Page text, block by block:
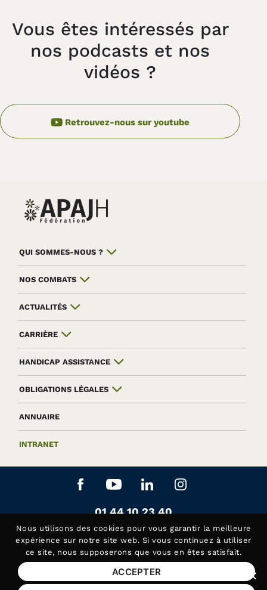
Vous êtes intéressés par
nos podcasts et nos
vidéos ?
Retrouvez-nous sur youtube
QUI SOMMES-NOUS ?
NOS COMBATS
ACTUALITÉS
CARRIÈRE
HANDICAP ASSISTANCE
OBLIGATIONS LÉGALES
ANNUAIRE
INTRANET
Aller sur le réseau social
Aller sur le réseau social
Aller sur le réseau
Aller sur le
Contactez-nous au
01 44 10 23 40
Siège de la Fédération APAJH
Contactez-nous au
01 44 10 81 50
Handicap Assistance, les lundis et jeudis matin
Mentions légales
Nous utilisons des cookies pour vous garantir la meilleure
expérience sur notre site web. Si vous continuez à utiliser
ce site, nous supposerons que vous en êtes satisfait.
ACCEPTER